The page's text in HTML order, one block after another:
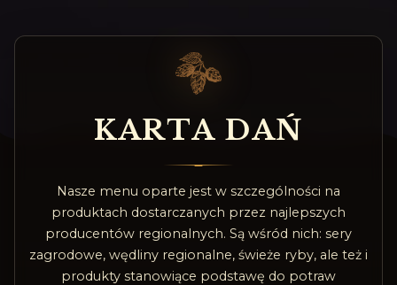
KARTA DAŃ
Nasze menu oparte jest w szczególności na
produktach dostarczanych przez najlepszych
producentów regionalnych. Są wśród nich: sery
zagrodowe, wędliny regionalne, świeże ryby, ale też i
produkty stanowiące podstawę do potraw